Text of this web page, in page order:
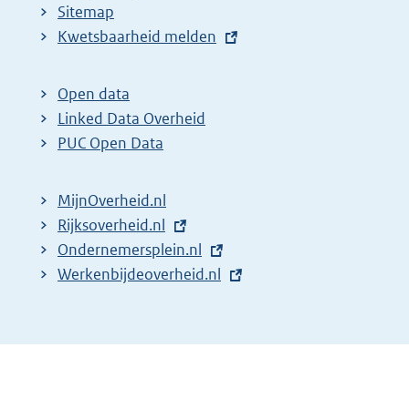
Sitemap
E
t
e
r
l
i
n
k
Kwetsbaarheid melden
Open data
Linked Data Overheid
PUC Open Data
MijnOverheid.nl
E
x
t
n
Rijksoverheid.nl
E
x
r
Ondernemersplein.nl
E
e
Werkenbijdeoverheid.nl